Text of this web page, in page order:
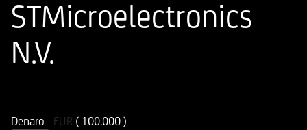
STMicroelectronics
N.V.
Denaro - EUR ( 100.000 )